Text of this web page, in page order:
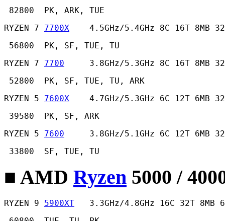
82800  PK, ARK, TUE
RYZEN 7 7700X
4.5GHz/5.4GHz 8C 16T 8MB
56800  PK, SF, TUE, TU
RYZEN 7 7700
3.8GHz/5.3GHz 8C 16T 8MB
52800  PK, SF, TUE, TU, ARK
RYZEN 5 7600X
4.7GHz/5.3GHz 6C 12T 6MB
39580  PK, SF, ARK
RYZEN 5 7600
3.8GHz/5.1GHz 6C 12T 6MB
33800  SF, TUE, TU
■ AMD Ryzen 5000 /
RYZEN 9 5900XT
3.3GHz/4.8GHz 16C 32T 8MB